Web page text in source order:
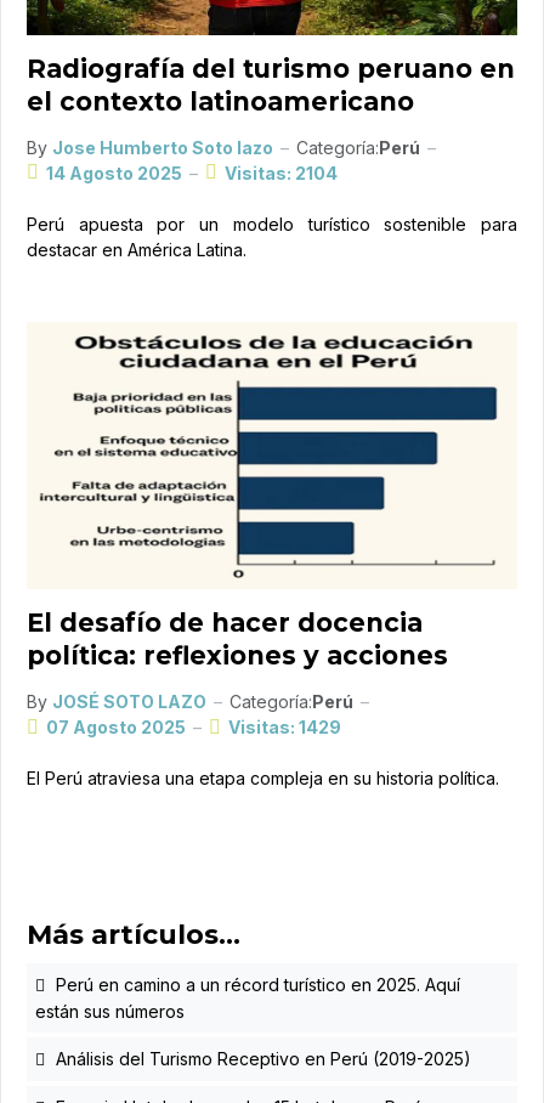
Radiografía del turismo peruano en
el contexto latinoamericano
By Jose Humberto Soto lazo Categoría:Perú
14 Agosto 2025
Visitas: 2104
Perú apuesta por un modelo turístico sostenible para
destacar en América Latina.
El desafío de hacer docencia
política: reflexiones y acciones
By JOSÉ SOTO LAZO Categoría:Perú
07 Agosto 2025
Visitas: 1429
El Perú atraviesa una etapa compleja en su historia política.
Más artículos…
Perú en camino a un récord turístico en 2025. Aquí
están sus números
Análisis del Turismo Receptivo en Perú (2019-2025)